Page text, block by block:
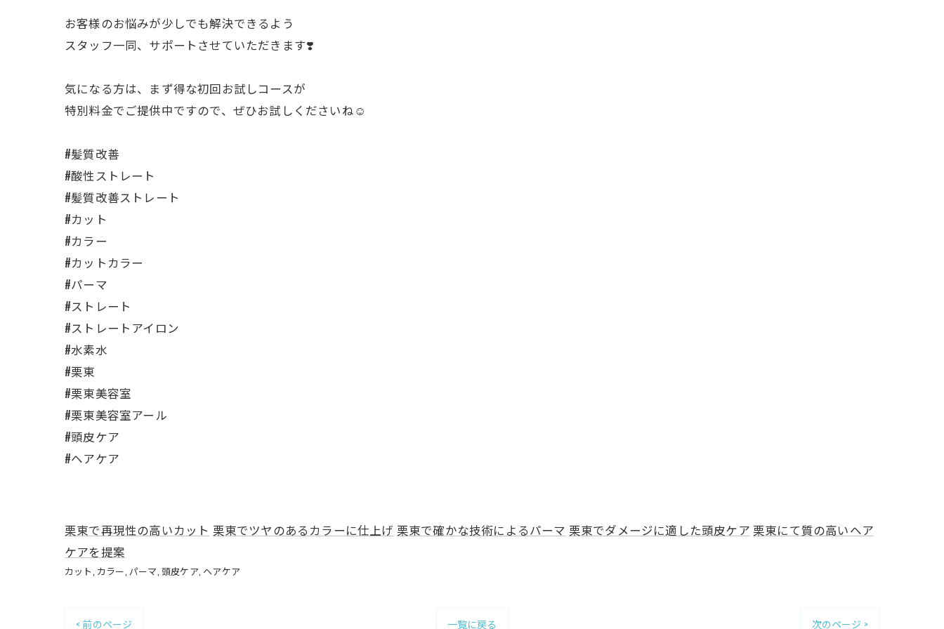
お客様のお悩みが少しでも解決できるよう
スタッフ一同、サポートさせていただきます❣️
気になる方は、まず得な初回お試しコースが
特別料金でご提供中ですので、ぜひお試しくださいね☺️
#髪質改善
#酸性ストレート
#髪質改善ストレート
#カット
#カラー
#カットカラー
#パーマ
#ストレート
#ストレートアイロン
#水素水
#栗東
#栗東美容室
#栗東美容室アール
#頭皮ケア
#ヘアケア
栗東で再現性の高いカット 栗東でツヤのあるカラーに仕上げ 栗東で確かな技術によるパーマ 栗東でダメージに適した頭皮ケア 栗東にて質の高いヘア
ケアを提案
カット カラー パーマ 頭皮ケア ヘアケア
< 前のページ 一覧に戻る 次のページ >